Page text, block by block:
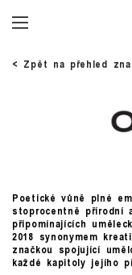
< Zpět na přehled
Poetické vůně plné
stoprocentně přírodní
připomínajících
2018 synonymem
značkou spojující
každé kapitoly jejího